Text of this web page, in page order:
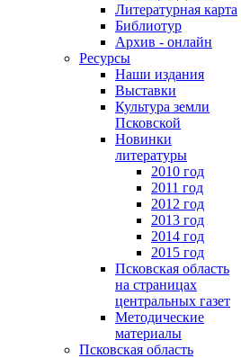
Литературная карта
Библиотур
Архив - онлайн
Ресурсы
Наши издания
Выставки
Культура земли
Псковской
Новинки
литературы
2010 год
2011 год
2012 год
2013 год
2014 год
2015 год
Псковская область
на страницах
центральных газет
Методические
материалы
Псковская область